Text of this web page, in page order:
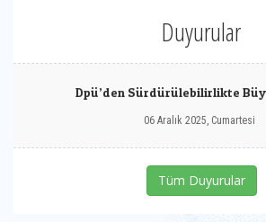
Duyurular
Dpü’den Sürdürülebilirlikte
06 Aralık 2025, Cumartesi
Tüm Duyurular